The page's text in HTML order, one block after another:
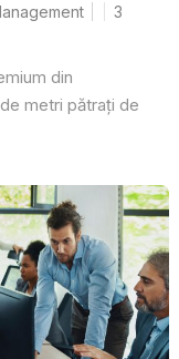
3
din
metri pătrați de